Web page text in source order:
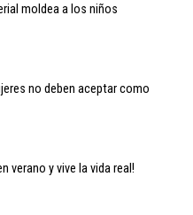
moldea a los niños
no deben aceptar como
verano y vive la vida real!